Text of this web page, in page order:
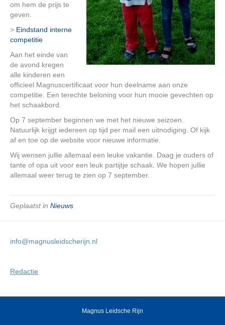
om hem de prijs te
geven.
> Eindstand interne
competitie
Aan het einde van
de avond kregen
alle kinderen een
officieel Magnuscertificaat voor hun deelname aan onze
competitie. Een terechte beloning voor hun mooie gevechten op
het schaakbord.
Op 7 september beginnen we met het nieuwe seizoen.
Natuurlijk krijgt iedereen op tijd per mail een uitnodiging. Of kijk
af en toe op de website voor nieuwe informatie.
Wij wensen jullie allemaal een leuke vakantie. Daag je ouders of
tante of opa uit voor een leuk partijtje schaak. We hopen jullie
allemaal weer terug te zien op 7 september.
Geplaatst in Nieuws
info@magnusleidscherijn.nl
Redactie
Magnus Leidsche Rijn